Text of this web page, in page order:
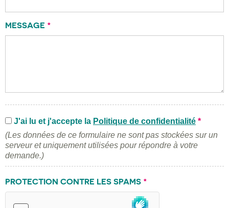
MESSAGE *
J'ai lu et j'accepte la Politique de confidentialité *
(Les données de ce formulaire ne sont pas stockées sur un
serveur et uniquement utilisées pour répondre à votre
demande.)
PROTECTION CONTRE LES SPAMS *